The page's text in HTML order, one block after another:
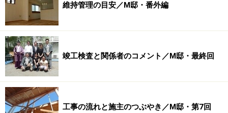
維持管理の目安／M邸・番外編
竣工検査と関係者のコメント／M邸・最終回
工事の流れと施主のつぶやき／M邸・第7回